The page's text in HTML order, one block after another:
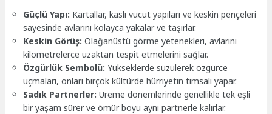
Güçlü Yapı: Kartallar, kaslı vücut yapıları ve keskin pençeleri
sayesinde avlarını kolayca yakalar ve taşırlar.
Keskin Görüş: Olağanüstü görme yetenekleri, avlarını
kilometrelerce uzaktan tespit etmelerini sağlar.
Özgürlük Sembolü: Yükseklerde süzülerek özgürce
uçmaları, onları birçok kültürde hürriyetin timsali yapar.
Sadık Partnerler: Üreme dönemlerinde genellikle tek eşli
bir yaşam sürer ve ömür boyu aynı partnerle kalırlar.